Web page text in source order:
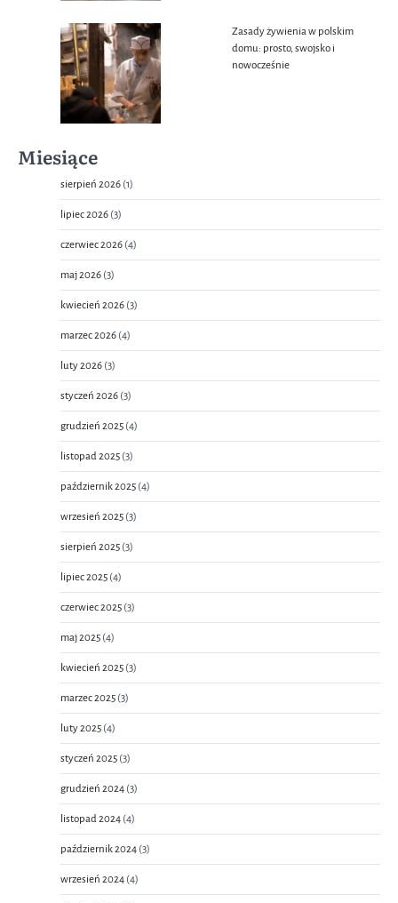
Zasady żywienia w polskim
domu: prosto, swojsko i
nowocześnie
Miesiące
sierpień 2026 (1)
lipiec 2026 (3)
czerwiec 2026 (4)
maj 2026 (3)
kwiecień 2026 (3)
marzec 2026 (4)
luty 2026 (3)
styczeń 2026 (3)
grudzień 2025 (4)
listopad 2025 (3)
październik 2025 (4)
wrzesień 2025 (3)
sierpień 2025 (3)
lipiec 2025 (4)
czerwiec 2025 (3)
maj 2025 (4)
kwiecień 2025 (3)
marzec 2025 (3)
luty 2025 (4)
styczeń 2025 (3)
grudzień 2024 (3)
listopad 2024 (4)
październik 2024 (3)
wrzesień 2024 (4)